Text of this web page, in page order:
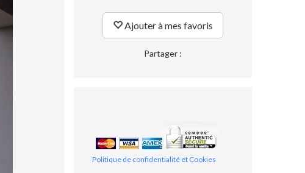
Ajouter à mes favoris
Partager :
Politique de confidentialité et Cookies